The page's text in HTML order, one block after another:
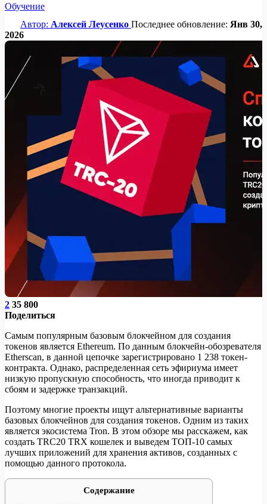
Обучение
Автор: Алексей Леусенко Последнее обновление: Янв 30,
2026
2 35 800
Поделиться
Самым популярным базовым блокчейном для создания
токенов является Ethereum. По данным блокчейн-обозревателя
Etherscan, в данной цепочке зарегистрировано 1 238 токен-
контракта. Однако, распределенная сеть эфириума имеет
низкую пропускную способность, что иногда приводит к
сбоям и задержке транзакций.
Поэтому многие проекты ищут альтернативные варианты
базовых блокчейнов для создания токенов. Одним из таких
является экосистема Tron. В этом обзоре мы расскажем, как
создать TRC20 TRX кошелек и выведем ТОП-10 самых
лучших приложений для хранения активов, созданных с
помощью данного протокола.
Содержание